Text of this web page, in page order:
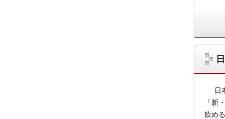
日
「新
飲め